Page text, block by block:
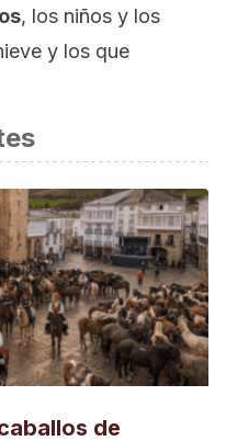
, los niños y los
y los que
de